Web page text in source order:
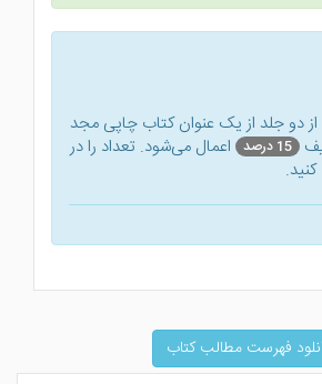
دو جلد از یک عنوان کتاب‌ چاپی مجد
15 درصد
اعمال می‌شود. تعداد را در
فهرست مطالب کتاب